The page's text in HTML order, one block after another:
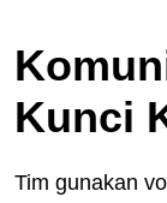
Kunci
Tim gunakan